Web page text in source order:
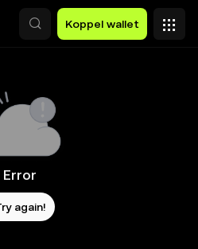
Koppel wallet
Error
again!